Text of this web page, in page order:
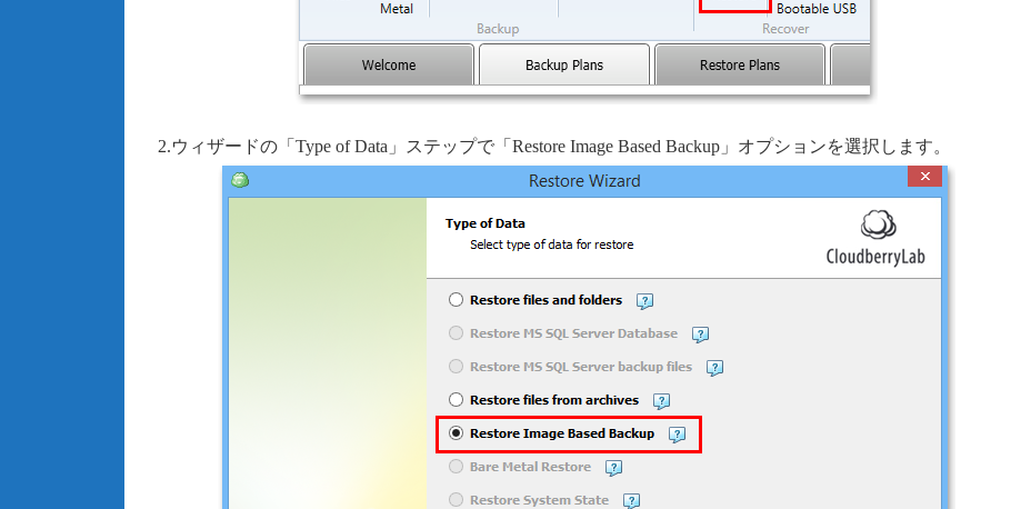
2.ウィザードの「Type of Data」ステップで「Restore Image Based Backup」オプションを選択します。